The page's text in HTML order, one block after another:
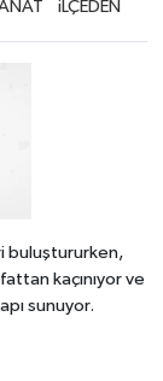
iLÇEDEN
buluştururken,
kaçınıyor ve
sunuyor.